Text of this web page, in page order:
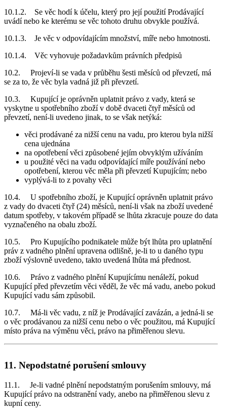
10.1.2. Se věc hodí k účelu, který pro její použití Prodávající
uvádí nebo ke kterému se věc tohoto druhu obvykle používá.
10.1.3. Je věc v odpovídajícím množství, míře nebo hmotnosti.
10.1.4. Věc vyhovuje požadavkům právních předpisů
10.2. Projeví-li se vada v průběhu šesti měsíců od převzetí, má
se za to, že věc byla vadná již při převzetí.
10.3. Kupující je oprávněn uplatnit právo z vady, která se
vyskytne u spotřebního zboží v době dvaceti čtyř měsíců od
převzetí, není-li uvedeno jinak, to se však netýká:
věci prodávané za nižší cenu na vadu, pro kterou byla nižší
cena ujednána
na opotřebení věci způsobené jejím obvyklým užíváním
u použité věci na vadu odpovídající míře používání nebo
opotřebení, kterou věc měla při převzetí Kupujícím; nebo
vyplývá-li to z povahy věci
10.4. U spotřebního zboží, je Kupující oprávněn uplatnit právo
z vady do dvaceti čtyř (24) měsíců, není-li však na zboží uvedené
datum spotřeby, v takovém případě se lhůta zkracuje pouze do data
vyznačeného na obalu zboží.
10.5. Pro Kupujícího podnikatele může být lhůta pro uplatnění
práv z vadného plnění upravena odlišně, je-li to u daného typu
zboží výslovně uvedeno, takto uvedená lhůta má přednost.
10.6. Právo z vadného plnění Kupujícímu nenáleží, pokud
Kupující před převzetím věci věděl, že věc má vadu, anebo pokud
Kupující vadu sám způsobil.
10.7. Má-li věc vadu, z níž je Prodávající zavázán, a jedná-li se
o věc prodávanou za nižší cenu nebo o věc použitou, má Kupující
místo práva na výměnu věci, právo na přiměřenou slevu.
11. Nepodstatné porušení smlouvy
11.1. Je-li vadné plnění nepodstatným porušením smlouvy, má
Kupující právo na odstranění vady, anebo na přiměřenou slevu z
kupní ceny.